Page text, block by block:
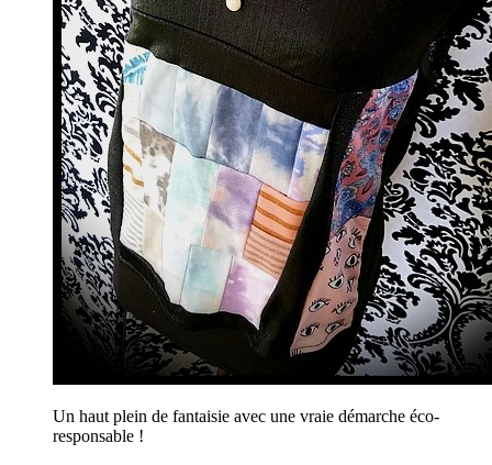
Un haut plein de fantaisie avec une vraie démarche éco-
responsable !